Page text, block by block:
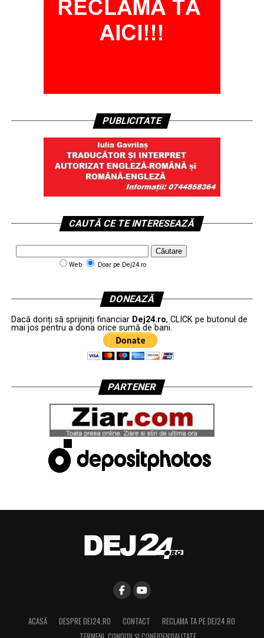
PUBLICITATE
CAUTĂ CE TE INTERESEAZĂ
Web Doar pe Dej24.ro
DONEAZĂ
Dacă doriți să sprijiniți financiar Dej24.ro, CLICK pe butonul de
mai jos pentru a dona orice sumă de bani.
PARTENER
ACASĂ DESPRE DEJ24.RO CONTACT
RECLAMA TA PE DEJ24.RO